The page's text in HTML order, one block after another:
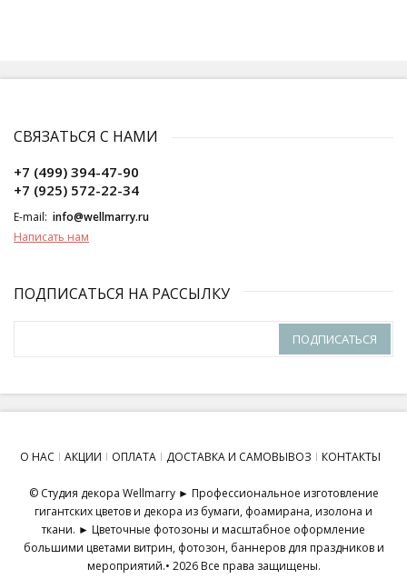
СВЯЗАТЬСЯ С НАМИ
+7 (499) 394-47-90
+7 (925) 572-22-34
E-mail: info@wellmarry.ru
Написать нам
ПОДПИСАТЬСЯ НА РАССЫЛКУ
ПОДПИСАТЬСЯ
О НАС АКЦИИ ОПЛАТА ДОСТАВКА И САМОВЫВОЗ КОНТАКТЫ
© Студия декора Wellmarry ► Профессиональное изготовление
гигантских цветов и декора из бумаги, фоамирана, изолона и
ткани. ► Цветочные фотозоны и масштабное оформление
большими цветами витрин, фотозон, баннеров для праздников и
мероприятий.• 2026 Все права защищены.